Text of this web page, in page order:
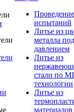
Проведение
испытаний
Литье из
металла под
давлением
Литье из
стали по
технологии
Литье из